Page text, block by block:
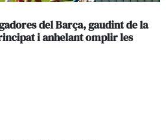
del Barça, gaudint de la
i anhelant omplir les